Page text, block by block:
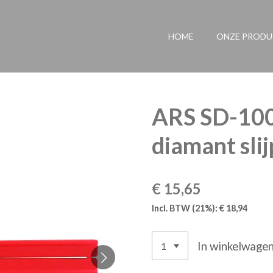
HOME ONZE
ARS SD-
diamant
€ 15,65
Incl. BTW (21%): € 18,94
In